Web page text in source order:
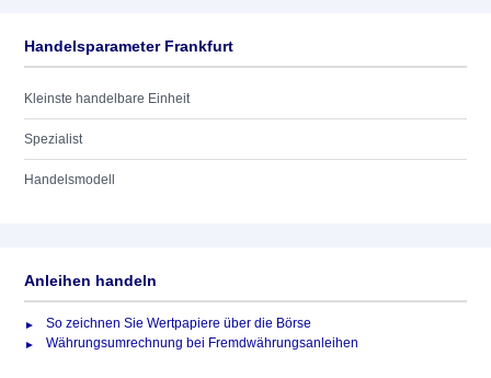
Handelsparameter Frankfurt
Kleinste handelbare Einheit
Spezialist
Handelsmodell
Anleihen handeln
So zeichnen Sie Wertpapiere über die Börse
Währungsumrechnung bei Fremdwährungsanleihen